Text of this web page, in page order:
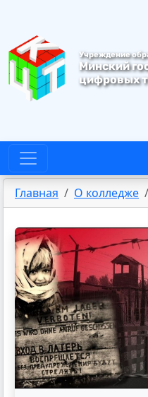
Учреждение
Минский
цифровых
Главная О колледже